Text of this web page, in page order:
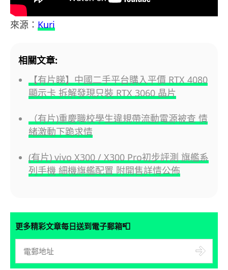
來源： Kuri
相關文章:
【有片睇】中國二手平台購入平價 RTX 4080
顯示卡 拆解發現只裝 RTX 3060 晶片
（有片)重慶職校學生違規帶流動電源被查 情
緒激動下跪求情
(有片) vivo X300 / X300 Pro初步評測 旗艦系
列手機 細機旗艦配置 附開售詳情公佈
更多精彩文章每日送到電子郵箱📮